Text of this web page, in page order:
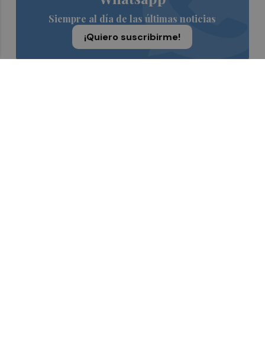
Siempre al día de las últimas noticias
¡Quiero suscribirme!